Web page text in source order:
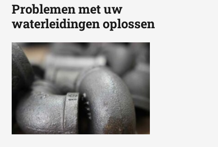
Problemen met uw
waterleidingen oplossen